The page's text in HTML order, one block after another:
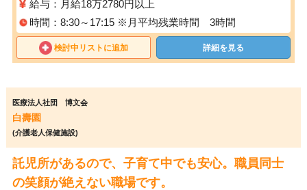
給与：月給18万2780円以上
時間：8:30～17:15 ※月平均残業時間 3時間
検討中リストに追加 詳細を見る
医療法人社団 博文会
白壽園
(介護老人保健施設)
託児所があるので、子育て中でも安心。職員同士
の笑顔が絶えない職場です。